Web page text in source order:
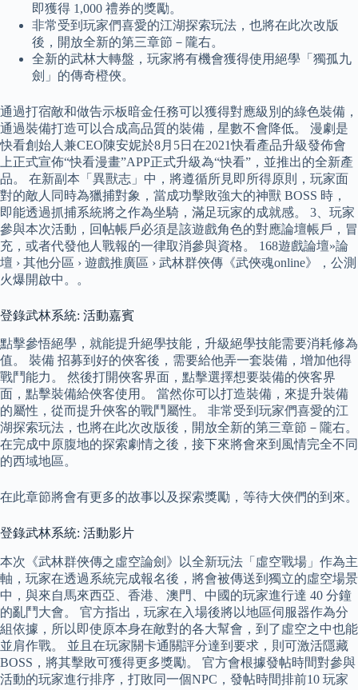
即獲得 1,000 禮券的獎勵。
非常受到玩家們喜愛的江湖探索玩法，也將在此次改版
後，開放全新的第三章節－隴右。
全新的武林大轉盤，玩家將有機會獲得使用絕學「獨孤九
劍」的傳奇橙俠。
通過打宿敵和做告示板暗金任務可以獲得對應級別的綠色裝備，
通過裝備打造可以合成高品質的裝備，星數不會降低。 漫劇是
快看創始人兼CEO陳安妮於8月5日在2021快看產品升級發佈會
上正式宣佈“快看漫畫”APP正式升級為“快看”，並推出的全新產
品。 在新副本「異獸志」中，將遵循所見即所得原則，玩家面
對的敵人同時為獵捕對象，當成功擊敗強大的神獸 BOSS 時，
即能透過抓捕系統將之作為坐騎，滿足玩家的成就感。 3、玩家
參與本次活動，回帖帳戶必須是該遊戲角色的對應論壇帳戶，冒
充，或者代發他人戰報的一律取消參與資格。 168遊戲論壇»論
壇 › 其他分區 › 遊戲推廣區 › 武林群俠傳《武俠魂online》，公測
火爆開啟中。。
登錄武林系統: 活動嘉賓
點擊參悟絕學，就能提升絕學技能，升級絕學技能需要消耗修為
值。 裝備 招募到好的俠客後，需要給他弄一套裝備，增加他得
戰鬥能力。 然後打開俠客界面，點擊選擇想要裝備的俠客界
面，點擊裝備給俠客使用。 當然你可以打造裝備，來提升裝備
的屬性，從而提升俠客的戰鬥屬性。 非常受到玩家們喜愛的江
湖探索玩法，也將在此次改版後，開放全新的第三章節－隴右。
在完成中原腹地的探索劇情之後，接下來將會來到風情完全不同
的西域地區。
在此章節將會有更多的故事以及探索獎勵，等待大俠們的到來。
登錄武林系統: 活動影片
本次《武林群俠傳之虛空論劍》以全新玩法「虛空戰場」作為主
軸，玩家在透過系統完成報名後，將會被傳送到獨立的虛空場景
中，與來自馬來西亞、香港、澳門、中國的玩家進行達 40 分鐘
的亂鬥大會。 官方指出，玩家在入場後將以地區伺服器作為分
組依據，所以即使原本身在敵對的各大幫會，到了虛空之中也能
並肩作戰。 並且在玩家關卡通關評分達到要求，則可激活隱藏
BOSS，將其擊敗可獲得更多獎勵。 官方會根據發帖時間對參與
活動的玩家進行排序，打敗同一個NPC，發帖時間排前10 玩家